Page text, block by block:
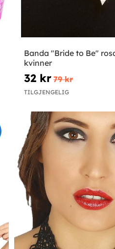
Banda "Bride to Be"
kvinner
32 kr 79 kr
TILGJENGELIG